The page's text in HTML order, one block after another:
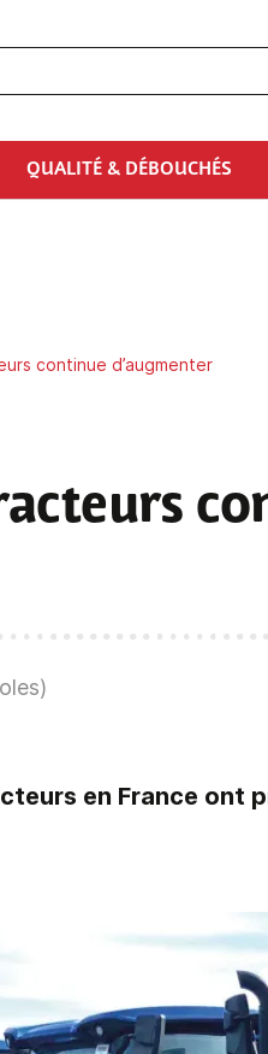
QUALITÉ & DÉBOUCHÉS
continue d’augmenter
en France ont